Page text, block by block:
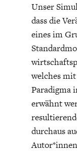
Unser
dass die
eines im
welches
Paradigma
erwähnt
durchaus